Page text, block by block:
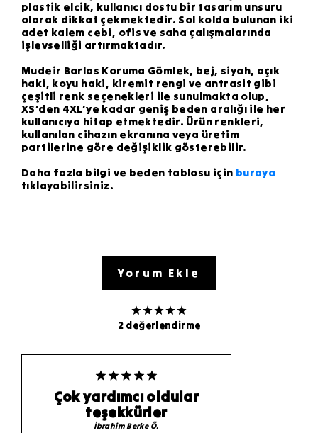
plastik elcik, kullanıcı dostu bir tasarım unsuru
olarak dikkat çekmektedir. Sol kolda bulunan iki
adet kalem cebi, ofis ve saha çalışmalarında
işlevselliği artırmaktadır.
Mudeir Barlas Koruma Gömlek, bej, siyah, açık
haki, koyu haki, kiremit rengi ve antrasit gibi
çeşitli renk seçenekleri ile sunulmakta olup,
XS’den 4XL’ye kadar geniş beden aralığı ile her
kullanıcıya hitap etmektedir. Ürün renkleri,
kullanılan cihazın ekranına veya üretim
partilerine göre değişiklik gösterebilir.
Daha fazla bilgi ve beden tablosu için buraya
tıklayabilirsiniz.
Yorum Ekle
2 değerlendirme
Çok yardımcı oldular
teşekkürler
İbrahim Berke Ö.